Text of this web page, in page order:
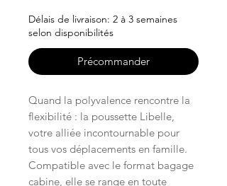
Délais de livraison: 2 à 3 semaines
selon disponibilités
Précommander
Quand la polyvalence rencontre la
flexibilité : la poussette Libelle,
votre alliée incontournable pour
tous vos déplacements en famille.
Compatible avec le format bagage
cabine, elle se range en toute